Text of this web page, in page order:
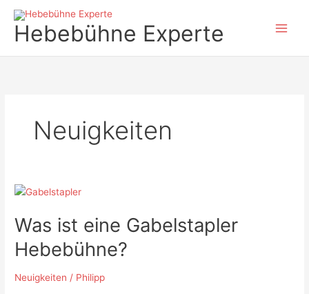
Inhalt
springen
Hebebühne Experte
Neuigkeiten
Was ist eine Gabelstapler
Hebebühne?
Neuigkeiten / Philipp
Was
eine
Gabelstapler
Hebebühne?